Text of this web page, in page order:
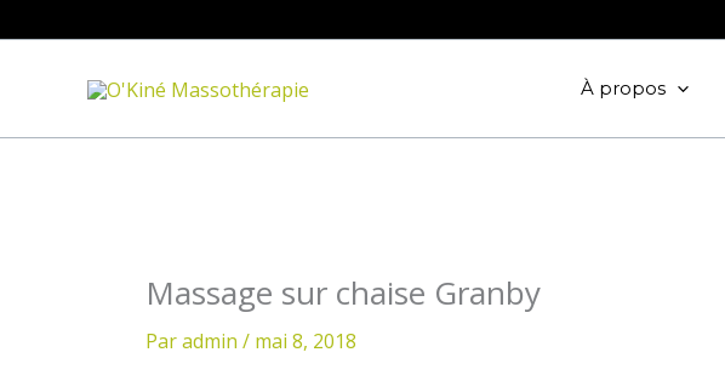
au
À propos
Massage sur chaise Granby
Paradmin / mai 8, 2018